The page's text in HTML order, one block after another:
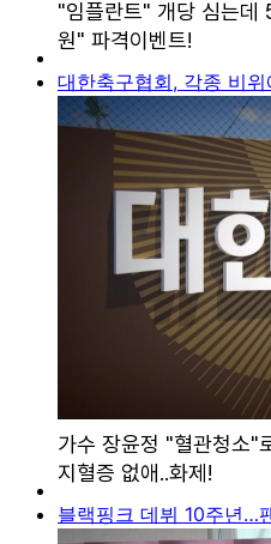
대한축구협회, 각종 비
블랙핑크 데뷔 10주년…